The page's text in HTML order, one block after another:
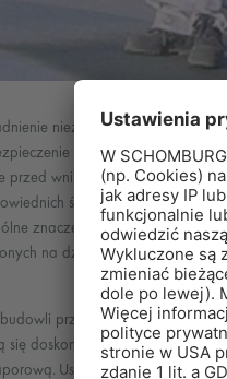
niezwykle
przed wnikaniem
środków
znaczenie mają
na działanie
przed
doskonale jako
Uszczelnienia